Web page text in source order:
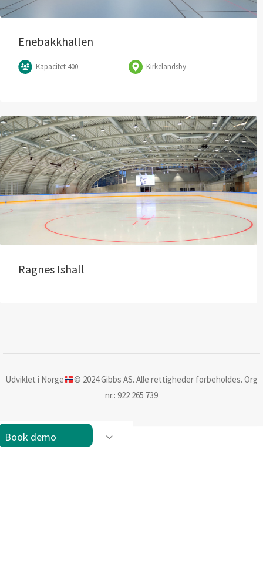
Enebakkhallen
Kapacitet 400 Kirkelandsby
Ragnes Ishall
Udviklet i Norge
© 2024 Gibbs AS. Alle rettigheder forbeholdes. Org
nr.: 922 265 739
Book demo